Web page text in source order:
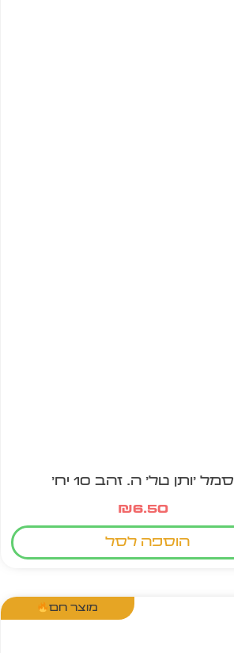
סמל 'ותן טל' ה. זהב 10 יח'
₪6.50
הוספה לסל
מוצר חם